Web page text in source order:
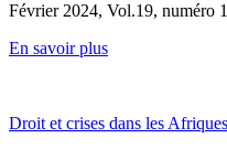
Février 2024, Vol.19, numéro 1
En savoir plus
Droit et crises dans les Afriques